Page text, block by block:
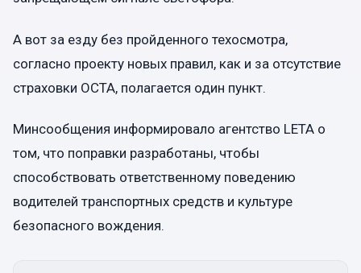
А вот за езду без пройденного техосмотра,
согласно проекту новых правил, как и за отсутствие
страховки OCTA, полагается один пункт.
Минсообщения информировало агентство LETA о
том, что поправки разработаны, чтобы
способствовать ответственному поведению
водителей транспортных средств и культуре
безопасного вождения.